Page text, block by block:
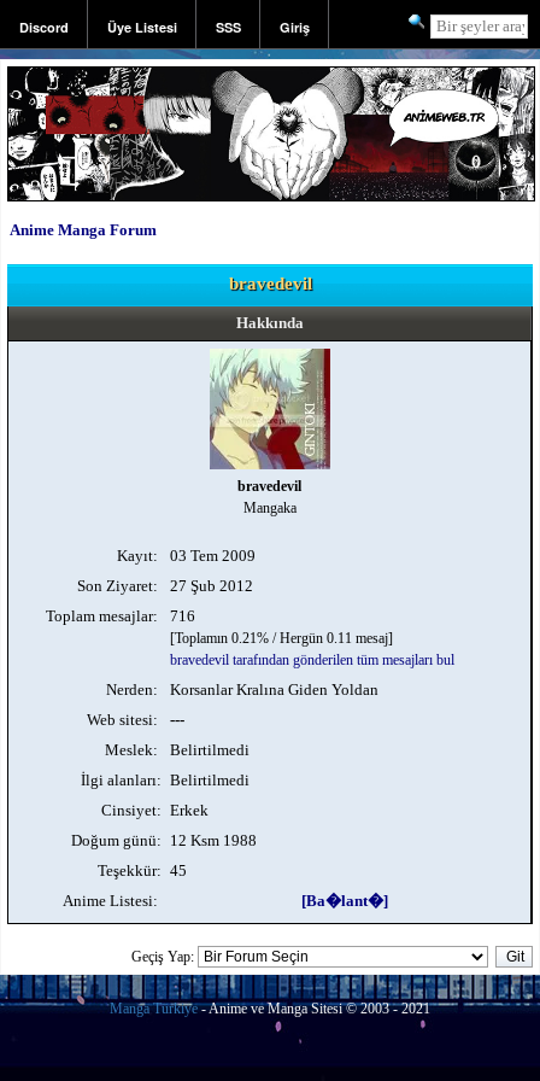
Discord Üye Listesi SSS Giriş
Kayıt
Anime Manga Forum
bravedevil
Hakkında
bravedevil
Mangaka
Kayıt:
03 Tem 2009
Son Ziyaret:
27 Şub 2012
Toplam mesajlar:
716
[Toplamın 0.21% / Hergün 0.11 mesaj]
bravedevil tarafından gönderilen tüm mesajları bul
Nerden:
Korsanlar Kralına Giden Yoldan
Web sitesi:
---
Meslek:
Belirtilmedi
İlgi alanları: Belirtilmedi
Cinsiyet: Erkek
Doğum günü: 12 Ksm 1988
Teşekkür: 45
Anime Listesi:
[Ba�lant�]
Geçiş Yap:
Manga Türkiye- Anime ve Manga Sitesi © 2003 - 2021